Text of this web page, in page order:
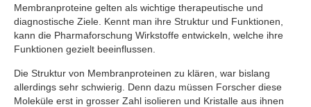
Membranproteine gelten als wichtige therapeutische und
diagnostische Ziele. Kennt man ihre Struktur und Funktionen,
kann die Pharmaforschung Wirkstoffe entwickeln, welche ihre
Funktionen gezielt beeinflussen.
Die Struktur von Membranproteinen zu klären, war bislang
allerdings sehr schwierig. Denn dazu müssen Forscher diese
Moleküle erst in grosser Zahl isolieren und Kristalle aus ihnen